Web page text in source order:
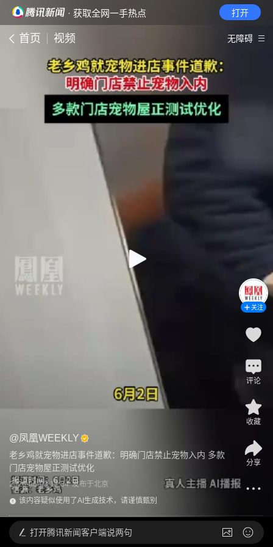
· 获取全网一手热点 打开
首页 视频 无障碍
@凤凰WEEKLY
老乡鸡就宠物进店事件道歉：明确门店禁止宠物入内 多款
门店宠物屋正测试优化
2026-06-03 12:34 发布于北京
该内容疑似使用了AI生成技术，请谨慎甄别
关注
评论
收藏
分享
打开腾讯新闻客户端说两句